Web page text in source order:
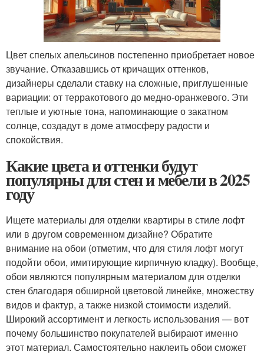
Цвет спелых апельсинов постепенно приобретает новое
звучание. Отказавшись от кричащих оттенков,
дизайнеры сделали ставку на сложные, приглушенные
вариации: от терракотового до медно-оранжевого. Эти
теплые и уютные тона, напоминающие о закатном
солнце, создадут в доме атмосферу радости и
спокойствия.
Какие цвета и оттенки будут
популярны для стен и мебели в 2025
году
Ищете материалы для отделки квартиры в стиле лофт
или в другом современном дизайне? Обратите
внимание на обои (отметим, что для стиля лофт могут
подойти обои, имитирующие кирпичную кладку). Вообще,
обои являются популярным материалом для отделки
стен благодаря обширной цветовой линейке, множеству
видов и фактур, а также низкой стоимости изделий.
Широкий ассортимент и легкость использования — вот
почему большинство покупателей выбирают именно
этот материал. Самостоятельно наклеить обои сможет